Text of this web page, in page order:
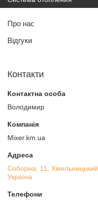
Про нас
Відгуки
Контакти
Володимир
Mixer.km.ua
Соборна, 11, Хмельницький,
Україна